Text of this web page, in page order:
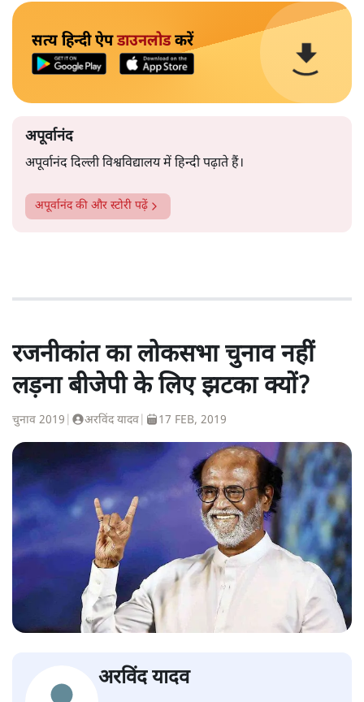
सत्य हिन्दी ऐपडाउनलोडकरें
अपूर्वानंद
अपूर्वानंद दिल्ली विश्वविद्यालय में हिन्दी पढ़ाते हैं।
अपूर्वानंदकी और स्टोरी पढ़ें
रजनीकांत का लोकसभा चुनाव नहीं
लड़ना बीजेपी के लिए झटका क्यों?
चुनाव 2019 अरविंद यादव 17 FEB, 2019
अरविंद यादव